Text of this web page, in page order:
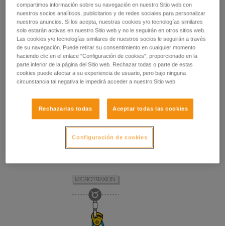
compartimos información sobre su navegación en nuestro Sitio web con
nuestros socios analíticos, publicitarios y de redes sociales para personalizar
nuestros anuncios. Si los acepta, nuestras cookies y/o tecnologías similares
solo estarán activas en nuestro Sitio web y no le seguirán en otros sitios web.
Las cookies y/o tecnologías similares de nuestros socios le seguirán a través
de su navegación. Puede retirar su consentimiento en cualquier momento
haciendo clic en el enlace "Configuración de cookies", proporcionado en la
parte inferior de la página del Sitio web. Rechazar todas o parte de estas
cookies puede afectar a su experiencia de usuario, pero bajo ninguna
circunstancia tal negativa le impedirá acceder a nuestro Sitio web.
Rechazarlas todas Aceptar todas las cookies
Configuración de cookies